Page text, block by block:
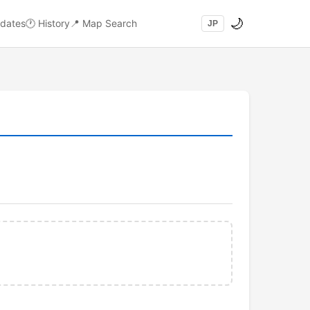
🕐 History 📍 Map Search JP 🌙